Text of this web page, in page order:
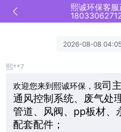
熙诚环保客
2026-08-08
熙**7
欢迎您来到熙诚环保，我司
通风控制系统、废气处
管道、风阀、pp板材、
配套配件；